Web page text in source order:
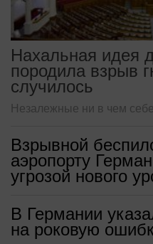
Нахальная идея
породила взрыв
случилось
Незалежные ни в чем
Взрывной
аэропорту
угрозой нового
В Германии
на роковую